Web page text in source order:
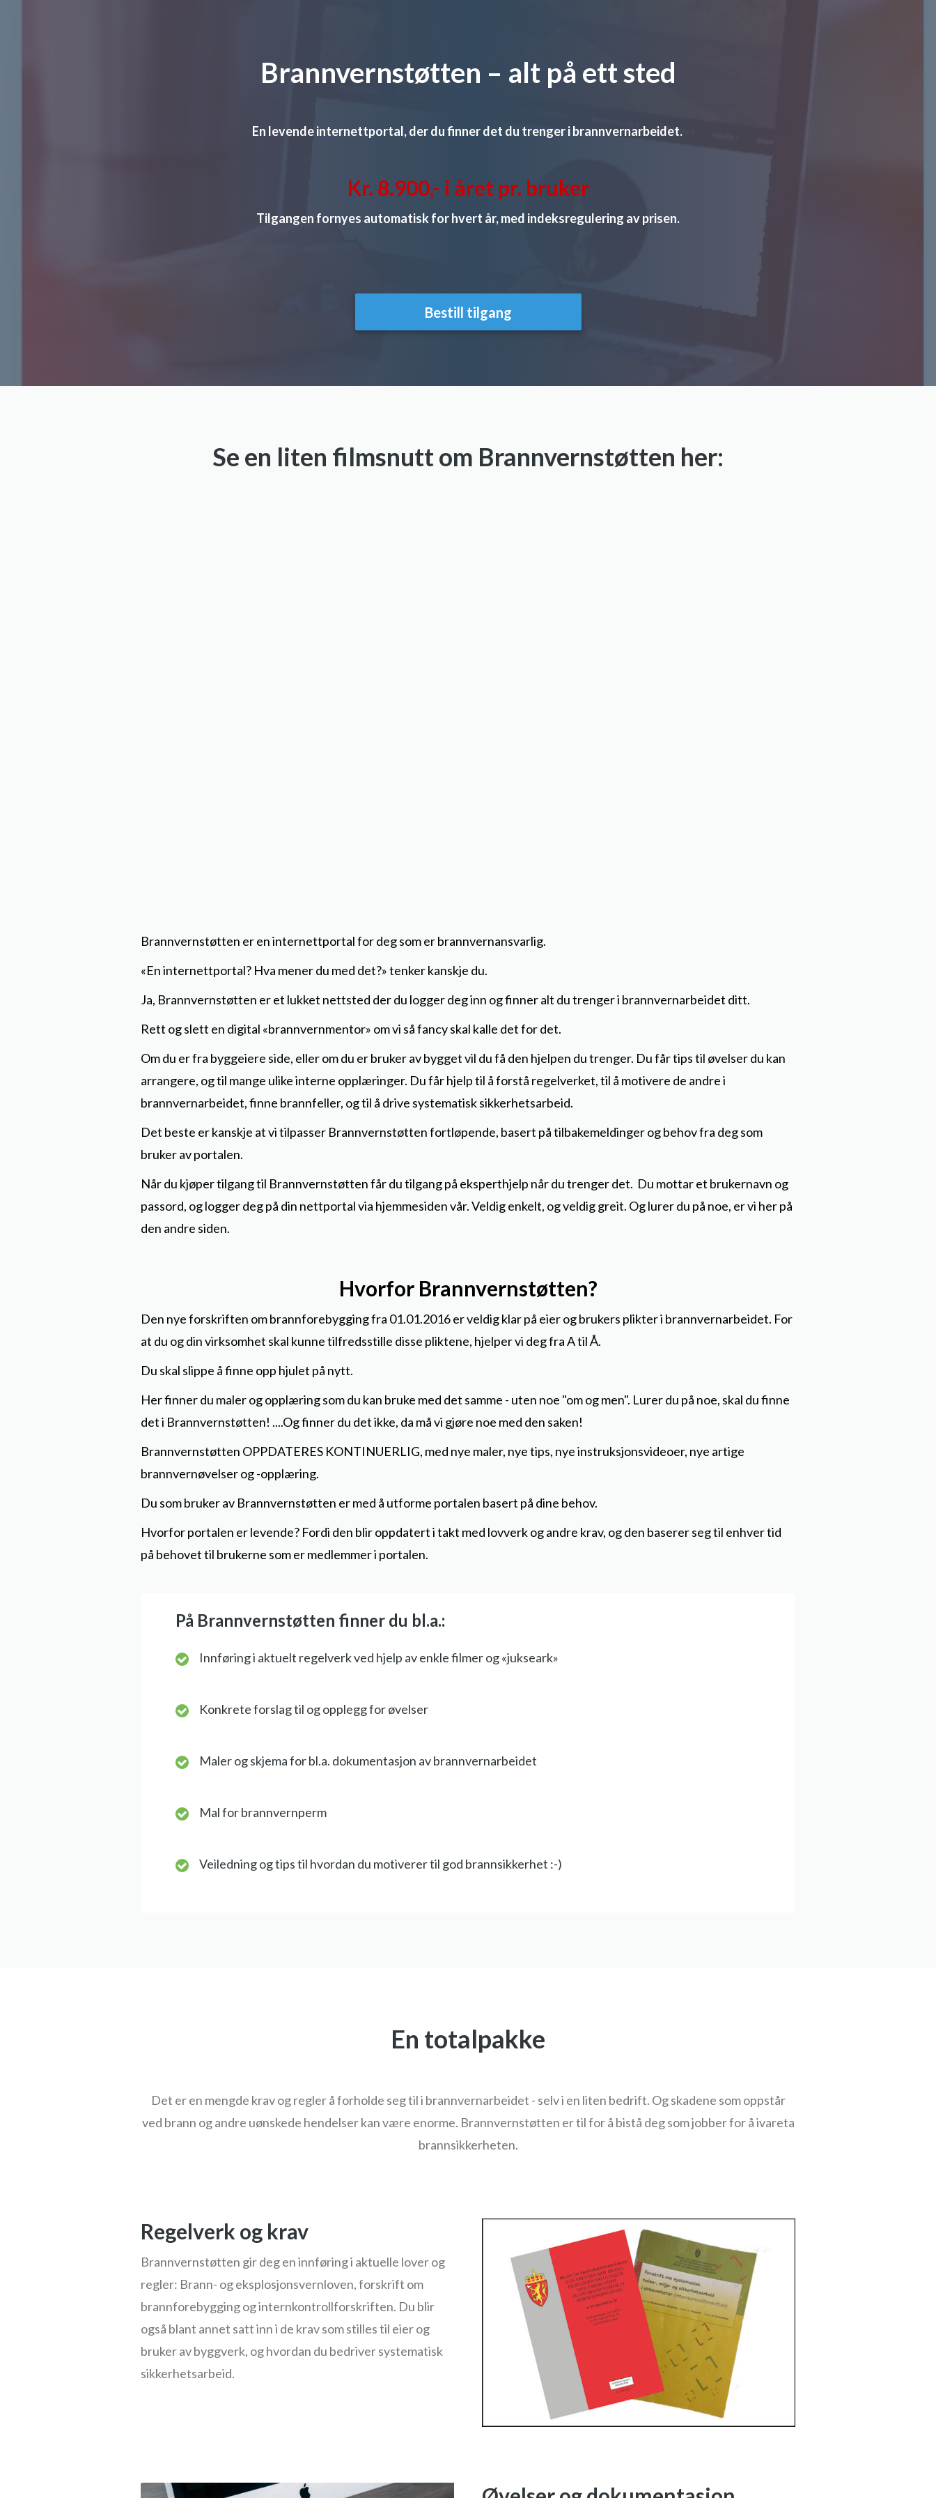
Brannvernstøtten – alt på ett sted
En levende internettportal, der du finner det du trenger i brannvernarbeidet.
Kr. 8.900,- i året pr. bruker
Tilgangen fornyes automatisk for hvert år, med indeksregulering av prisen.
Bestill tilgang
Se en liten filmsnutt om Brannvernstøtten her:
Brannvernstøtten er en internettportal for deg som er brannvernansvarlig.
«En internettportal? Hva mener du med det?» tenker kanskje du.
Ja, Brannvernstøtten er et lukket nettsted der du logger deg inn og finner alt du trenger i brannvernarbeidet ditt.
Rett og slett en digital «brannvernmentor» om vi så fancy skal kalle det for det.
Om du er fra byggeiere side, eller om du er bruker av bygget vil du få den hjelpen du trenger. Du får tips til øvelser du kan
arrangere, og til mange ulike interne opplæringer. Du får hjelp til å forstå regelverket, til å motivere de andre i
brannvernarbeidet, finne brannfeller, og til å drive systematisk sikkerhetsarbeid.
Det beste er kanskje at vi tilpasser Brannvernstøtten fortløpende, basert på tilbakemeldinger og behov fra deg som
bruker av portalen.
Når du kjøper tilgang til Brannvernstøtten får du tilgang på eksperthjelp når du trenger det. Du mottar et brukernavn og
passord, og logger deg på din nettportal via hjemmesiden vår. Veldig enkelt, og veldig greit. Og lurer du på noe, er vi her på
den andre siden.
Hvorfor Brannvernstøtten?
Den nye forskriften om brannforebygging fra 01.01.2016 er veldig klar på eier og brukers plikter i brannvernarbeidet. For
at du og din virksomhet skal kunnetilfredsstille disse pliktene, hjelper vi deg fra A til Å.
Du skal slippe å finne opp hjulet på nytt.
Her finner du maler og opplæring som du kan bruke med det samme - uten noe "om og men". Lurer du på noe, skal du finne
det i Brannvernstøtten! ....Og finner du det ikke, da må vi gjøre noe med den saken!
Brannvernstøtten OPPDATERES KONTINUERLIG, med nye maler, nye tips, nye instruksjonsvideoer, nye artige
brannvernøvelser og -opplæring.
Du som bruker av Brannvernstøtten er med å utforme portalen basert på dine behov.
Hvorfor portalen er levende? Fordi den blir oppdatert i takt med lovverk og andre krav, og den baserer seg til enhver tid
på behovet til brukerne som er medlemmer i portalen.
På Brannvernstøtten finner du bl.a.:
Innføring i aktuelt regelverk ved hjelp av enkle filmer og «jukseark»
Konkrete forslag til og opplegg for øvelser
Maler og skjema for bl.a. dokumentasjon av brannvernarbeidet
Mal for brannvernperm
Veiledning og tips til hvordan du motiverer til god brannsikkerhet :-)
En totalpakke
Det er en mengde krav og regler å forholde seg til i brannvernarbeidet - selv i en liten bedrift. Og skadene som oppstår
ved brann og andre uønskede hendelser kan være enorme. Brannvernstøtten er til for å bistå deg som jobber for å ivareta
brannsikkerheten.
Regelverk og krav
Brannvernstøtten gir deg en innføring i aktuelle lover og
regler: Brann- og eksplosjonsvernloven, forskrift om
brannforebygging og internkontrollforskriften. Du blir
også blant annet satt inn i de krav som stilles til eier og
bruker av byggverk, og hvordan du bedriver systematisk
sikkerhetsarbeid.